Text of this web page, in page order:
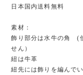
日本国内送料無料
素材：
飾り部分は水牛の角 (
せん）
紐は牛革
紐先には飾りを編んでい